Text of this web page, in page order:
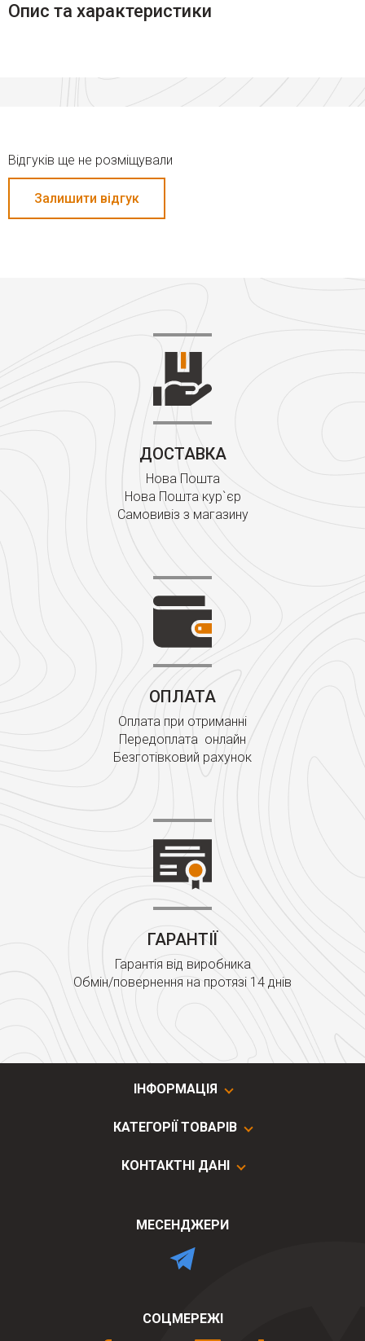
Опис та характеристики
Відгуків ще не розміщували
Залишити відгук
ДОСТАВКА
Нова Пошта
Нова Пошта кур`єр
Самовивіз з магазину
ОПЛАТА
Оплата при отриманні
Передоплата онлайн
Безготівковий рахунок
ГАРАНТІЇ
Гарантія від виробника
Обмін/повернення на протязі 14 днів
ІНФОРМАЦІЯ
КАТЕГОРІЇ ТОВАРІВ
КОНТАКТНІ ДАНІ
МЕСЕНДЖЕРИ
СОЦМЕРЕЖІ